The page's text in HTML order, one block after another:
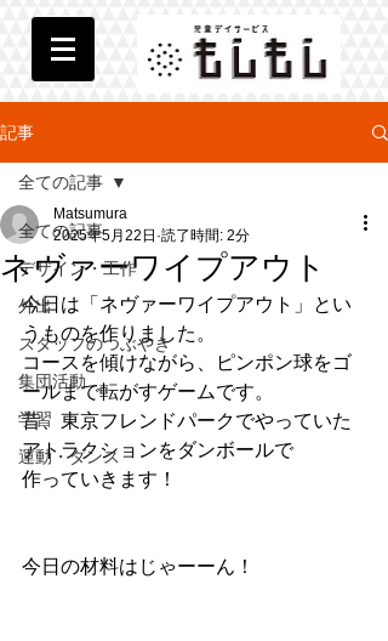
記事
全ての記事
デザイン・工作
外出
スタッフのつぶやき
集団活動
学習
運動・ダンス
全ての記事
ネヴァーワイプアウト
Matsumura
2025年5月22日 読了時間: 2分
今日は「ネヴァーワイプアウト」とい
うものを作りました。
コースを傾けながら、ピンポン球をゴ
ールまで転がすゲームです。
昔、東京フレンドパークでやっていた
アトラクションをダンボールで
作っていきます！
今日の材料はじゃーーん！